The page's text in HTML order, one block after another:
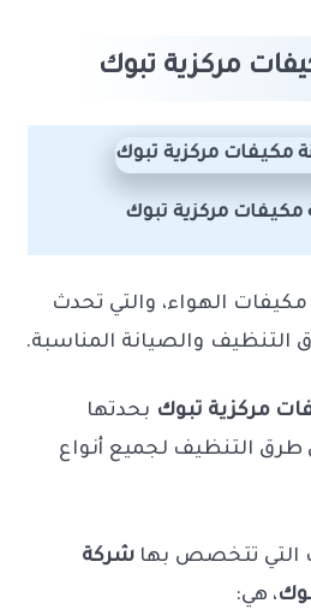
مركزية تبوك
مركزية تبوك
الهواء، والتي تحدث
التنظيف والصيانة المناسبة.
مركزية تبوك بحدتها
طرق التنظيف لجميع أنواع
التي تتخصص بها شركة
، هي: